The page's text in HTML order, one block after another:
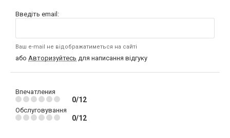
Введіть email:
Ваш e-mail не відображатиметься на сайті
або Авторизуйтесь для написання відгуку
Впечатления
0/12
Обслуговування
0/12